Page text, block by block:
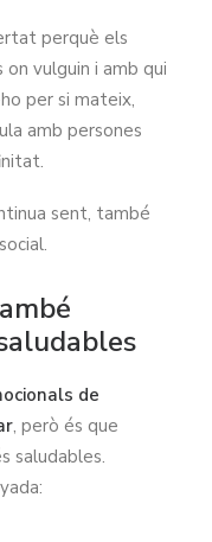
perquè els
on vulguin i amb qui
per si mateix,
amb persones
sent, també
de
, però és que
saludables.